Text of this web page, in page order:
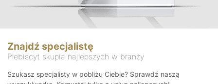
Znajdź specjalistę
Plebiscyt skupia najlepszych w branży
Szukasz specjalisty w pobliżu Ciebie? Sprawdź naszą